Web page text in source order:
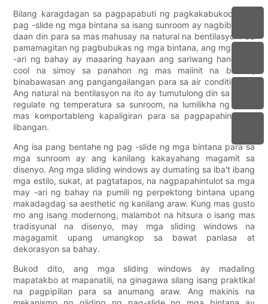
Bilang karagdagan sa pagpapabuti ng pagkakabukod, ang
pag -slide ng mga bintana sa isang sunroom ay nagbibigay -
daan din para sa mas mahusay na natural na bentilasyon. Sa
pamamagitan ng pagbubukas ng mga bintana, ang mga may
-ari ng bahay ay maaaring hayaan ang sariwang hangin at
cool na simoy sa panahon ng mas maiinit na buwan,
binabawasan ang pangangailangan para sa air conditioning.
Ang natural na bentilasyon na ito ay tumutulong din sa pag -
regulate ng temperatura sa sunroom, na lumilikha ng isang
mas komportableng kapaligiran para sa pagpapahinga at
libangan.
Ang isa pang bentahe ng pag -slide ng mga bintana para sa
mga sunroom ay ang kanilang kakayahang magamit sa
disenyo. Ang mga sliding windows ay dumating sa iba't ibang
mga estilo, sukat, at pagtatapos, na nagpapahintulot sa mga
may -ari ng bahay na pumili ng perpektong bintana upang
makadagdag sa aesthetic ng kanilang araw. Kung mas gusto
mo ang isang modernong, malambot na hitsura o isang mas
tradisyunal na disenyo, may mga sliding windows na
magagamit upang umangkop sa bawat panlasa at
dekorasyon sa bahay.
Bukod dito, ang mga sliding windows ay madaling
mapatakbo at mapanatili, na ginagawa silang isang praktikal
na pagpipilian para sa anumang araw. Ang makinis na